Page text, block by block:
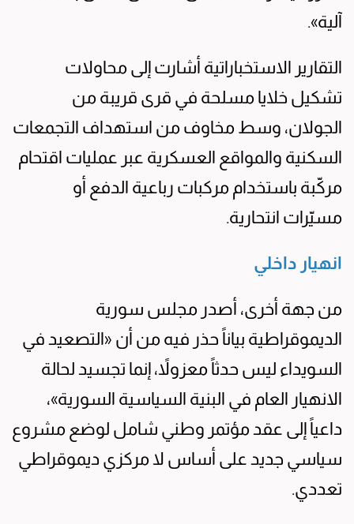
آلية».
التقارير الاستخباراتية أشارت إلى محاولات
تشكيل خلايا مسلحة في قرى قريبة من
الجولان، وسط مخاوف من استهداف التجمعات
السكنية والمواقع العسكرية عبر عمليات اقتحام
مركّبة باستخدام مركبات رباعية الدفع أو
مسيّرات انتحارية.
انهيار داخلي
من جهة أخرى، أصدر مجلس سورية
الديموقراطية بياناً حذر فيه من أن «التصعيد في
السويداء ليس حدثاً معزولاً، إنما تجسيد لحالة
الانهيار العام في البنية السياسية السورية»،
داعياً إلى عقد مؤتمر وطني شامل لوضع مشروع
سياسي جديد على أساس لا مركزي ديموقراطي
تعددي.